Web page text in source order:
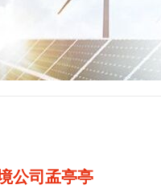
公司孟亭亭